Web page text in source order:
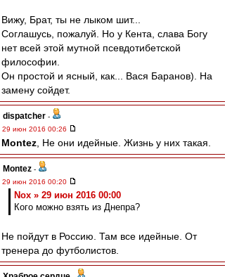
Вижу, Брат, ты не лыком шит...
Соглашусь, пожалуй. Но у Кента, слава Богу
нет всей этой мутной псевдотибетской
философии.
Он простой и ясный, как... Вася Баранов). На
замену сойдет.
dispatcher -
29 июн 2016 00:26
Montez , Не они идейные. Жизнь у них такая.
Montez -
29 июн 2016 00:20
Nox » 29 июн 2016 00:00
Кого можно взять из Днепра?
Не пойдут в Россию. Там все идейные. От
тренера до футболистов.